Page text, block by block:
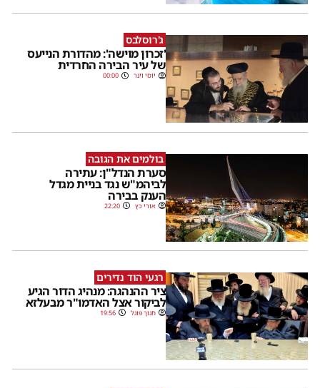
ג'רוסלבס
'זכרון מוישה': מהדורת הנייעס
של עיר הבירה החרדית
יוסי וינר 00:00
בולמים את הגובה
סערת הנדל"ן: עתירה
לביהמ"ש נגד בניית מגדל
הענק בבירה
אורי כץ 22:20
רגעי הוד נדירים
ציר ההנהגה: מנהיג הדור הגיע
לביקור אצל האדמו"ר מבעלזא
חנוך פוגל 19:56